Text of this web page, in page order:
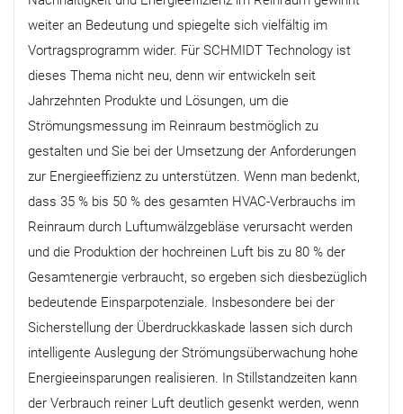
weiter an Bedeutung und spiegelte sich vielfältig im
Vortragsprogramm wider. Für SCHMIDT Technology ist
dieses Thema nicht neu, denn wir entwickeln seit
Jahrzehnten Produkte und Lösungen, um die
Strömungsmessung im Reinraum bestmöglich zu
gestalten und Sie bei der Umsetzung der Anforderungen
zur Energieeffizienz zu unterstützen. Wenn man bedenkt,
dass 35 % bis 50 % des gesamten HVAC-Verbrauchs im
Reinraum durch Luftumwälzgebläse verursacht werden
und die Produktion der hochreinen Luft bis zu 80 % der
Gesamtenergie verbraucht, so ergeben sich diesbezüglich
bedeutende Einsparpotenziale. Insbesondere bei der
Sicherstellung der Überdruckkaskade lassen sich durch
intelligente Auslegung der Strömungsüberwachung hohe
Energieeinsparungen realisieren. In Stillstandzeiten kann
der Verbrauch reiner Luft deutlich gesenkt werden, wenn